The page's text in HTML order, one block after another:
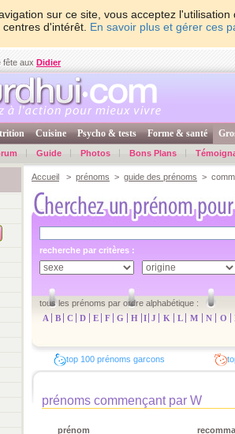
sur ce site, vous acceptez
d'intérêt. En savoir plus et gérer ces
fête aux Didier
Cuisine Psycho & tests Forme & santé
Guide Photos Bons Plans
Accueil > prénoms > guide des prénoms >
recherche par critères :
tous les prénoms par ordre alphabétique :
A
B C D E F G H I J K L M N O
top 100 prénoms garcons
prénoms commençant par W
prénom